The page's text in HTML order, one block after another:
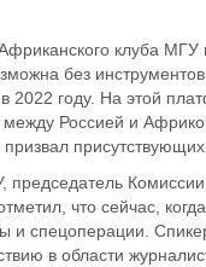
клуба
без
в 2022 году. На этой
Россией и
, председатель
что сейчас,
спецоперации.
в области